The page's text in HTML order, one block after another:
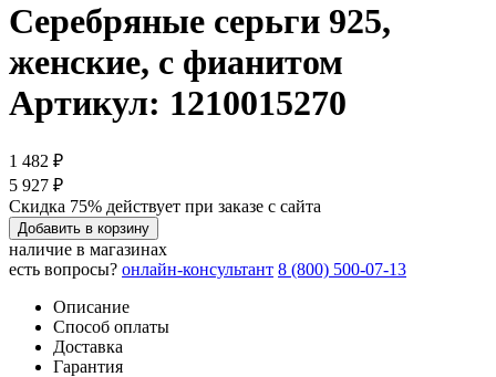
Серебряные серьги 925,
женские, с фианитом
Артикул: 1210015270
1 482 ₽
5 927 ₽
Скидка 75% действует при заказе с сайта
Добавить в корзину
наличие в магазинах
есть вопросы? онлайн-консультант 8 (800) 500-07-13
Описание
Способ оплаты
Доставка
Гарантия